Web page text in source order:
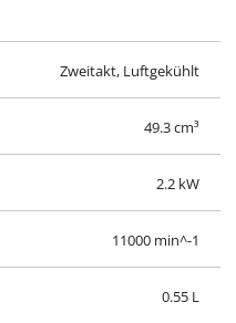
Zweitakt, Luftgekühlt
49.3 cm³
2.2 kW
11000 min^-1
0.55 L